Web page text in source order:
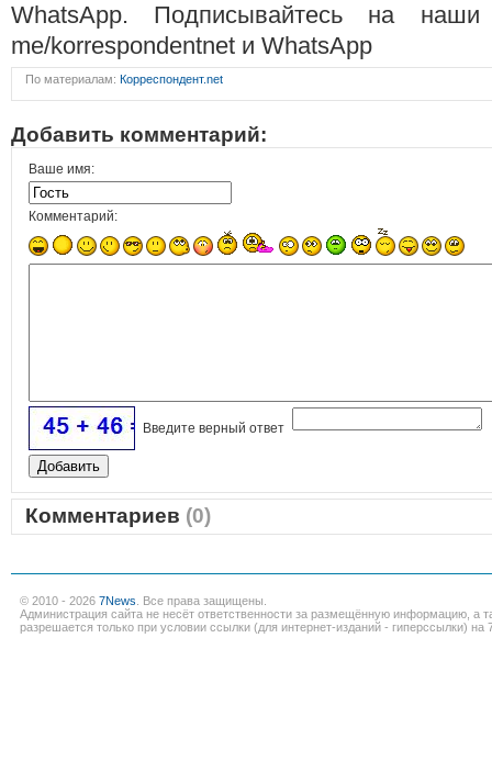
WhatsApp. Подписывайтесь на
me/korrespondentnet и WhatsApp
По материалам: Корреспондент.net
Добавить комментарий:
Ваше имя:
Комментарий:
Введите верный ответ
Комментариев (0)
© 2010 - 2026 7News . Все права защищены.
Администрация сайта не несёт ответственности за размещённую информацию, а
разрешается только при условии ссылки (для интернет-изданий - гиперссылки) на